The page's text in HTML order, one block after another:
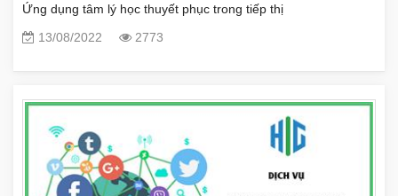
Ứng dụng tâm lý học thuyết phục trong tiếp thị
13/08/2022
2773